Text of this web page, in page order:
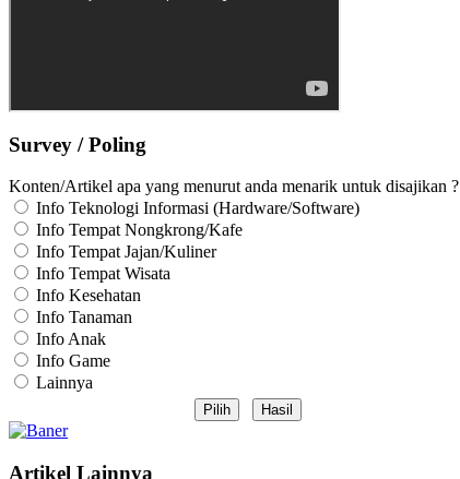
Survey / Poling
Konten/Artikel apa yang menurut anda menarik untuk disajikan ?
Info Teknologi Informasi (Hardware/Software)
Info Tempat Nongkrong/Kafe
Info Tempat Jajan/Kuliner
Info Tempat Wisata
Info Kesehatan
Info Tanaman
Info Anak
Info Game
Lainnya
Artikel Lainnya